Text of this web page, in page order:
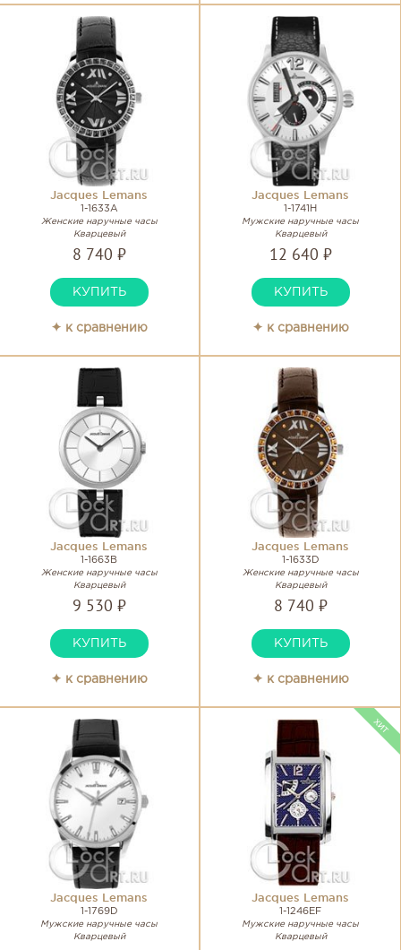
Jacques Lemans
1-1633A
Женские наручные часы
Кварцевый
8 740 ₽
КУПИТЬ
✦ к сравнению
Jacques Lemans
1-1741H
Мужские наручные часы
Кварцевый
12 640 ₽
КУПИТЬ
✦ к сравнению
Jacques Lemans
1-1663B
Женские наручные часы
Кварцевый
9 530 ₽
КУПИТЬ
✦ к сравнению
Jacques Lemans
1-1633D
Женские наручные часы
Кварцевый
8 740 ₽
КУПИТЬ
✦ к сравнению
Jacques Lemans
1-1769D
Мужские наручные часы
Кварцевый
Jacques Lemans
1-1246EF
Мужские наручные часы
Кварцевый